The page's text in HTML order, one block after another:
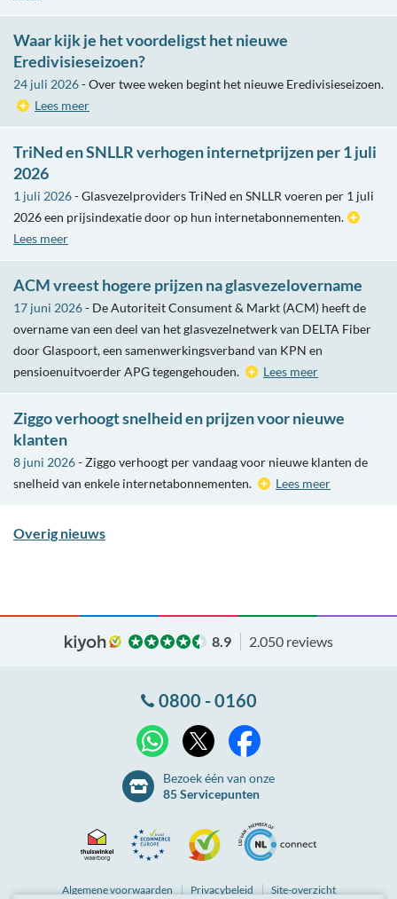
Waar kijk je het voordeligst het nieuwe
Eredivisieseizoen?
24 juli 2026- Over twee weken begint het nieuwe Eredivisieseizoen.
Lees meer
TriNed en SNLLR verhogen internetprijzen per 1 juli
2026
1 juli 2026- Glasvezelproviders TriNed en SNLLR voeren per 1 juli
2026 een prijsindexatie door op hun internetabonnementen.
Lees meer
ACM vreest hogere prijzen na glasvezelovername
17 juni 2026- De Autoriteit Consument & Markt (ACM) heeft de
overname van een deel van het glasvezelnetwerk van DELTA Fiber
door Glaspoort, een samenwerkingsverband van KPN en
pensioenuitvoerder APG tegengehouden.
Lees meer
Ziggo verhoogt snelheid en prijzen voor nieuwe
klanten
8 juni 2026- Ziggo verhoogt per vandaag voor nieuwe klanten de
snelheid van enkele internetabonnementen.
Lees meer
Overig nieuws
8.9 2.050 reviews
0800 - 0160
WhatsApp
Bezoek één van onze
85 Servicepunten
Algemenevoorwaarden Privacybeleid Site-overzicht